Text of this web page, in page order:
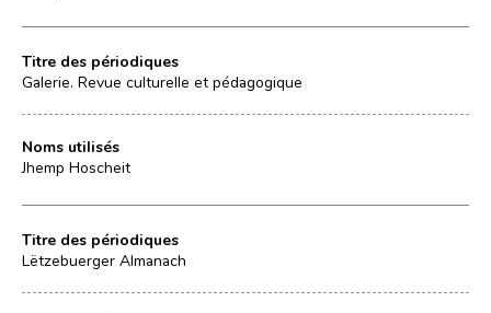
Titre des périodiques
Galerie. Revue culturelle et pédagogique
Noms utilisés
Jhemp Hoscheit
Titre des périodiques
Lëtzebuerger Almanach